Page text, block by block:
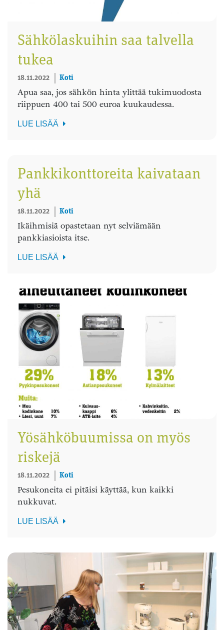
Sähkölaskuihin saa talvella
tukea
18.11.2022 Koti
Apua saa, jos sähkön hinta ylittää tukimuodosta
riippuen 400 tai 500 euroa kuukaudessa.
LUE LISÄÄ
Pankkikonttoreita kaivataan
yhä
18.11.2022 Koti
Ikäihmisiä opastetaan nyt selviämään
pankkiasioista itse.
LUE LISÄÄ
Yösähköbuumissa on myös
riskejä
18.11.2022 Koti
Pesukoneita ei pitäisi käyttää, kun kaikki
nukkuvat.
LUE LISÄÄ